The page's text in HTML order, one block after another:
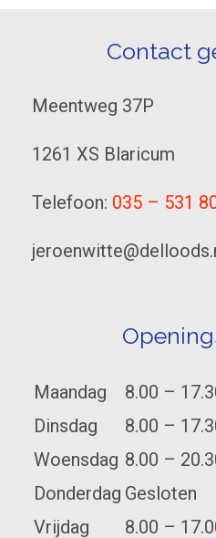
Contact
Meentweg 37P
1261 XS Blaricum
Telefoon: 035 – 531
Maandag
8.00 –
Dinsdag
8.00 –
Woensdag 8.00 –
Donderdag Gesloten
Vrijdag
8.00 –